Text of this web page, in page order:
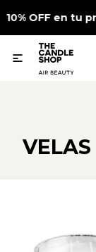
OFF en tu
